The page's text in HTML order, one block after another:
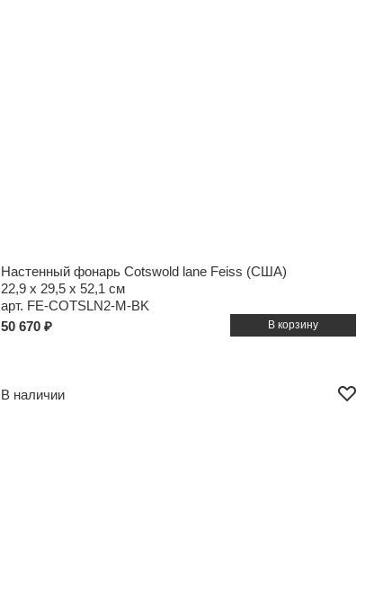
Настенный фонарь Cotswold lane Feiss (США)
22,9 x 29,5 x 52,1 см
арт. FE-COTSLN2-M-BK
50 670 ₽
В наличии